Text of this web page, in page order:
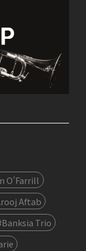
O’Farrill
Aftab
Trio